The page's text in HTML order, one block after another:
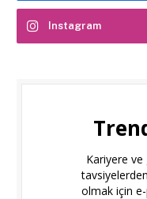
Instagram
Kariyere
olmak için